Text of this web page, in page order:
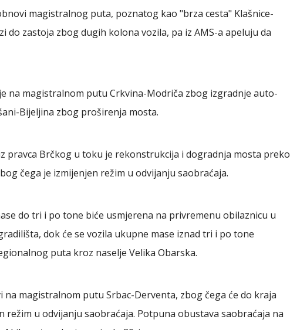
magistralnog puta, poznatog kao "brza cesta" Klašnice-
do zastoja zbog dugih kolona vozila, pa iz AMS-a apeluju da
na magistralnom putu Crkvina-Modriča zbog izgradnje auto-
Bijeljina zbog proširenja mosta.
pravca Brčkog u toku je rekonstrukcija i dogradnja mosta preko
čega je izmijenjen režim u odvijanju saobraćaja.
do tri i po tone biće usmjerena na privremenu obilaznicu u
dok će se vozila ukupne mase iznad tri i po tone
puta kroz naselje Velika Obarska.
na magistralnom putu Srbac-Derventa, zbog čega će do kraja
režim u odvijanju saobraćaja. Potpuna obustava saobraćaja na